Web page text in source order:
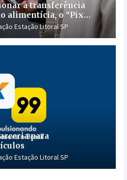
a transferência
alimentícia, o “Pix
Estação Litoral SP
para
Estação Litoral SP